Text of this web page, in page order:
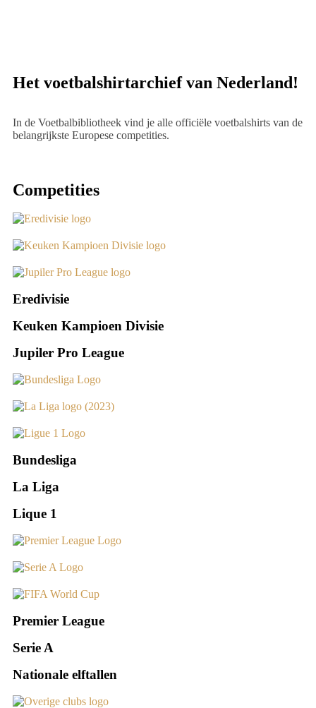
Het voetbalshirtarchief van Nederland!
In de Voetbalbibliotheek vind je alle officiële voetbalshirts van de
belangrijkste Europese competities.
Competities
Eredivisie
Keuken Kampioen Divisie
Jupiler Pro League
Bundesliga
La Liga
Lique 1
Premier League
Serie A
Nationale elftallen